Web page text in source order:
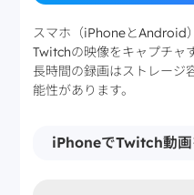
スマホ（iPhoneとAndroid
Twitchの映像をキャプチャ
長時間の録画はストレージ
能性があります。
iPhoneでTwitch動画